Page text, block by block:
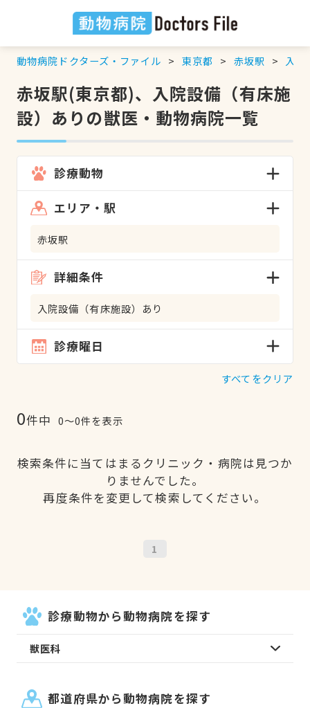
動物病院ドクターズ・ファイル 東京都 赤坂駅 入
赤坂駅(東京都)、入院設備（有床施
設）ありの獣医・動物病院一覧
診療動物
エリア・駅
赤坂駅
詳細条件
入院設備（有床施設）あり
診療曜日
すべてをクリア
0件中 0〜0件を表示
検索条件に当てはまるクリニック・病院は見つか
りませんでした。
再度条件を変更して検索してください。
1
診療動物から動物病院を探す
獣医科
都道府県から動物病院を探す